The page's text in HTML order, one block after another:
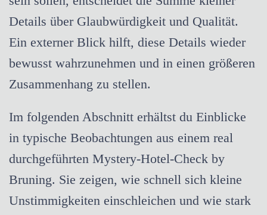
Details über Glaubwürdigkeit und Qualität.
Ein externer Blick hilft, diese Details wieder
bewusst wahrzunehmen und in einen größeren
Zusammenhang zu stellen.
Im folgenden Abschnitt erhältst du Einblicke
in typische Beobachtungen aus einem real
durchgeführten Mystery-Hotel-Check by
Bruning. Sie zeigen, wie schnell sich kleine
Unstimmigkeiten einschleichen und wie stark